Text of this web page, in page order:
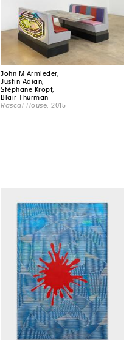
John M Armleder,
Justin Adian,
Stéphane Kropf,
Blair Thurman
Rascal House , 2015